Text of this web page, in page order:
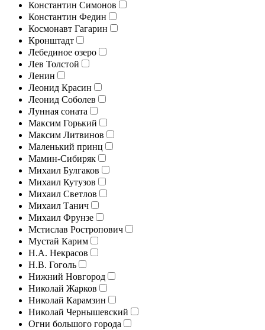
Константин Симонов
Константин Федин
Космонавт Гагарин
Кронштадт
Лебединое озеро
Лев Толстой
Ленин
Леонид Красин
Леонид Соболев
Лунная соната
Максим Горький
Максим Литвинов
Маленький принц
Мамин-Сибиряк
Михаил Булгаков
Михаил Кутузов
Михаил Светлов
Михаил Танич
Михаил Фрунзе
Мстислав Ростропович
Мустай Карим
Н.А. Некрасов
Н.В. Гоголь
Нижний Новгород
Николай Жарков
Николай Карамзин
Николай Чернышевский
Огни большого города